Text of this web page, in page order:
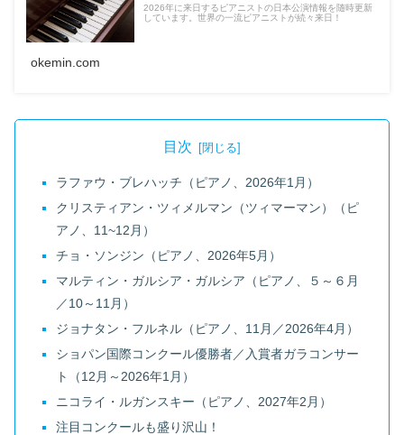
2026年に来日するピアニストの日本公演情報を随時更新
しています。世界の一流ピアニストが続々来日！
okemin.com
目次
ラファウ・ブレハッチ（ピアノ、2026年1月）
クリスティアン・ツィメルマン（ツィマーマン）（ピ
アノ、11~12月）
チョ・ソンジン（ピアノ、2026年5月）
マルティン・ガルシア・ガルシア（ピアノ、５～６月
／10～11月）
ジョナタン・フルネル（ピアノ、11月／2026年4月）
ショパン国際コンクール優勝者／入賞者ガラコンサー
ト（12月～2026年1月）
ニコライ・ルガンスキー（ピアノ、2027年2月）
注目コンクールも盛り沢山！